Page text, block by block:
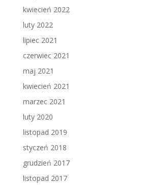
kwiecień 2022
luty 2022
lipiec 2021
czerwiec 2021
maj 2021
kwiecień 2021
marzec 2021
luty 2020
listopad 2019
styczeń 2018
grudzień 2017
listopad 2017